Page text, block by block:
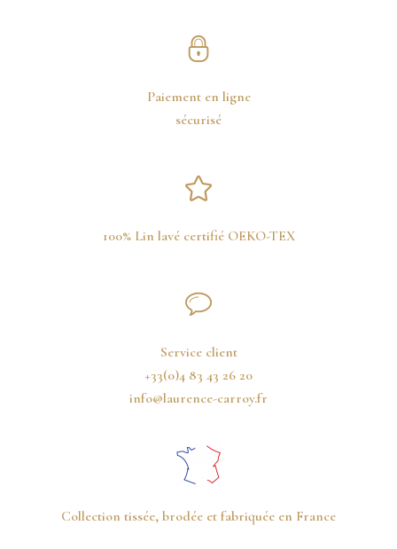
Paiement en ligne
sécurisé
100% Lin lavé certifié OEKO-TEX
Service client
+33(0)4 83 43 26 20
info@laurence-carroy.fr
Collection tissée, brodée et fabriquée en France